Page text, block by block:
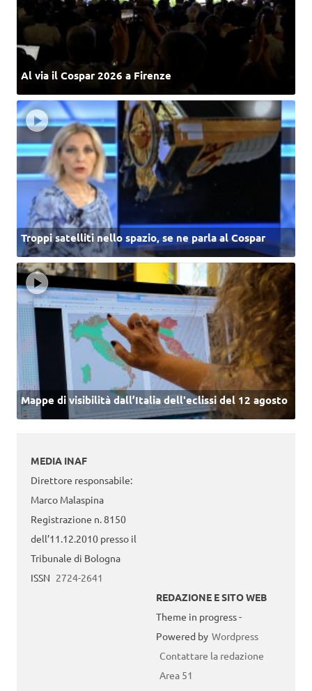
Al via il Cospar 2026 a Firenze
Troppi satelliti nello spazio, se ne parla al Cospar
Mappe di visibilità dall’Italia dell'eclissi del 12 agosto
MEDIA INAF
Direttore responsabile:
Marco Malaspina
Registrazione n. 8150
dell’11.12.2010 presso il
Tribunale di Bologna
ISSN 2724-2641
REDAZIONE E SITO WEB
Theme in progress -
Powered by Wordpress
Contattare la redazione
Area 51